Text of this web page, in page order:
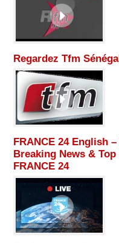
Regardez Tfm
FRANCE 24 English
Breaking News &
FRANCE 24